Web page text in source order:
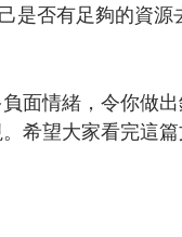
是否有足夠的資
面情緒，令你做
希望大家看完這